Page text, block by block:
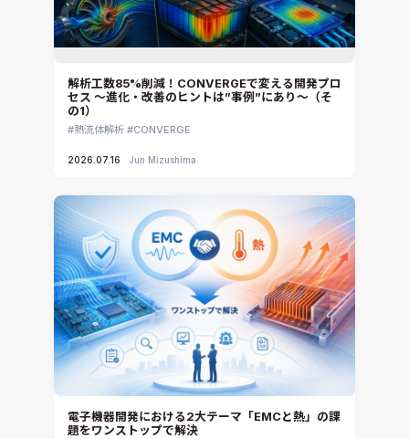
解析工数85%削減！CONVERGEで変える開発プロ
セス ～進化・改善のヒントは”事例”にあり～（そ
の1）
熱流体解析 CONVERGE
2026.07.16 Jun Mizushima
電子機器開発における2大テーマ「EMCと熱」の課
題をワンストップで解決